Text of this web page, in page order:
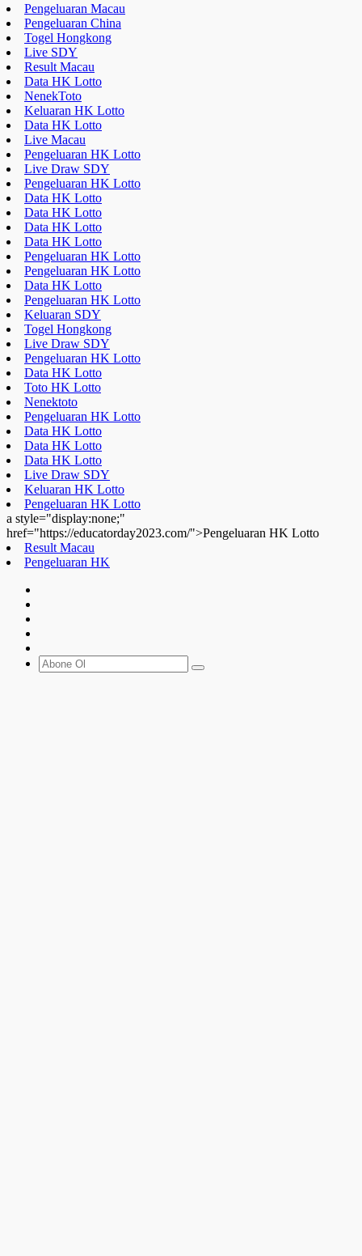
Pengeluaran Macau
Pengeluaran China
Togel Hongkong
Live SDY
Result Macau
Data HK Lotto
NenekToto
Keluaran HK Lotto
Data HK Lotto
Live Macau
Pengeluaran HK Lotto
Live Draw SDY
Pengeluaran HK Lotto
Data HK Lotto
Data HK Lotto
Data HK Lotto
Data HK Lotto
Pengeluaran HK Lotto
Pengeluaran HK Lotto
Data HK Lotto
Pengeluaran HK Lotto
Keluaran SDY
Togel Hongkong
Live Draw SDY
Pengeluaran HK Lotto
Data HK Lotto
Toto HK Lotto
Nenektoto
Pengeluaran HK Lotto
Data HK Lotto
Data HK Lotto
Data HK Lotto
Live Draw SDY
Keluaran HK Lotto
Pengeluaran HK Lotto
a style="display:none;"
href="https://educatorday2023.com/">Pengeluaran HK Lotto
Result Macau
Pengeluaran HK